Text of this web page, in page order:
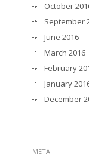
October
September
June 2016
March 2016
February
January
December
META